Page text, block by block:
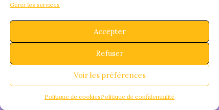
Gérer les services
Accepter
Refuser
Voir les préférences
Politique de cookiesPolitique de confidentialité